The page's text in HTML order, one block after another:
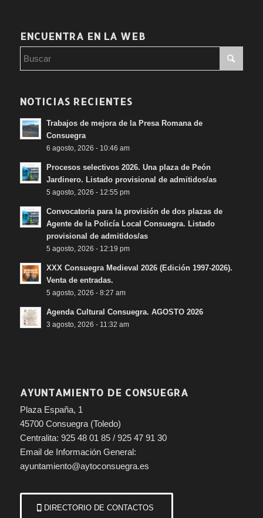
ENCUENTRA EN LA WEB
NOTICIAS RECIENTES
Trabajos de mejora de la Presa Romana de
Consuegra
6 agosto, 2026 - 10:46 am
Procesos selectivos 2026. Una plaza de Peón
Jardinero. Listado provisional de admitidos/as
5 agosto, 2026 - 12:55 pm
Convocatoria para la provisión de dos plazas de
Agente de la Policía Local Consuegra. Listado
provisional de admitidos/as
5 agosto, 2026 - 12:19 pm
XXX Consuegra Medieval 2026 (Edición 1997-2026).
Venta de entradas.
5 agosto, 2026 - 8:27 am
Agenda Cultural Consuegra. AGOSTO 2026
3 agosto, 2026 - 11:32 am
AYUNTAMIENTO DE CONSUEGRA
Plaza España, 1
45700 Consuegra (Toledo)
Centralita: 925 48 01 85 / 925 47 91 30
Email de Información General:
ayuntamiento@aytoconsuegra.es
DIRECTORIO DE CONTACTOS